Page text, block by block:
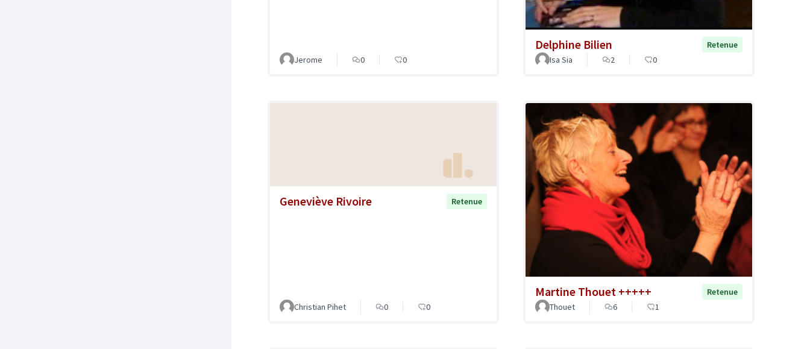
Jerome 0 0
Delphine Bilien
Retenue
Isa Sia
2 0
Geneviève Rivoire Retenue
Christian Pihet 0 0
Martine Thouet +++++
Retenue
Thouet
6 1